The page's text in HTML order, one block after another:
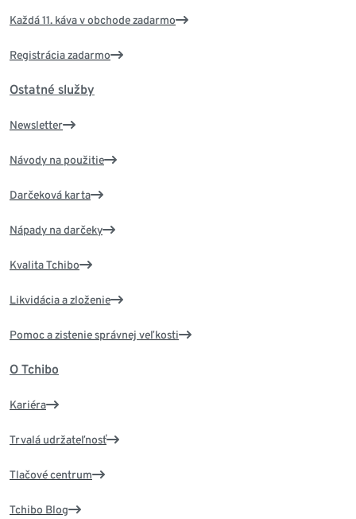
Každá 11. káva v obchode zadarmo
Registrácia zadarmo
Ostatné služby
Newsletter
Návody na použitie
Darčeková karta
Nápady na darčeky
Kvalita Tchibo
Likvidácia a zloženie
Pomoc a zistenie správnej veľkosti
O Tchibo
Kariéra
Trvalá udržateľnosť
Tlačové centrum
Tchibo Blog